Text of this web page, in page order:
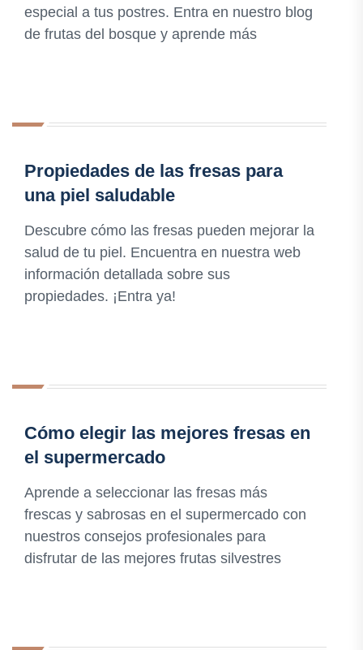
especial a tus postres. Entra en nuestro blog
de frutas del bosque y aprende más
Propiedades de las fresas para
una piel saludable
Descubre cómo las fresas pueden mejorar la
salud de tu piel. Encuentra en nuestra web
información detallada sobre sus
propiedades. ¡Entra ya!
Cómo elegir las mejores fresas en
el supermercado
Aprende a seleccionar las fresas más
frescas y sabrosas en el supermercado con
nuestros consejos profesionales para
disfrutar de las mejores frutas silvestres